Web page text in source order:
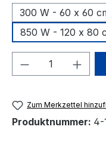
300 W - 60 x 60
850 W - 120 x 80
Produkt
Zum Merkzettel
Produktnummer: 4-